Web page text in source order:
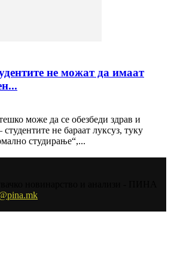
не можат да имаат
може да се обезбеди здрав и
не бараат луксуз, туку
студирање“,...